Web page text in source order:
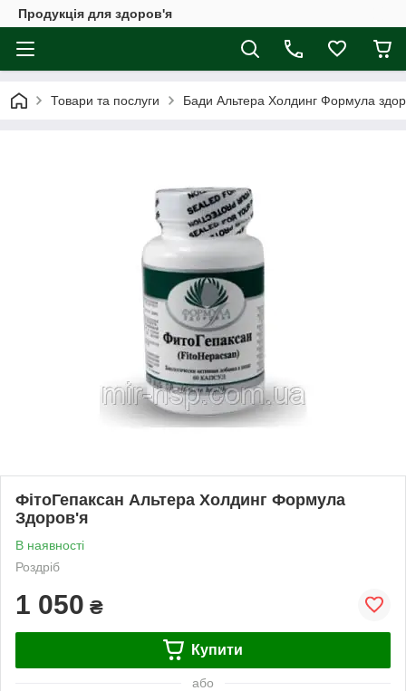
Продукція для здоров'я
Товари та послуги Бади Альтера Холдинг Формула
ФітоГепаксан Альтера Холдинг Формула
Здоров'я
В наявності
Роздріб
1 050 ₴
Купити
або